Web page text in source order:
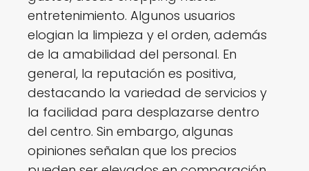
entretenimiento. Algunos usuarios
elogian la limpieza y el orden, además
de la amabilidad del personal. En
general, la reputación es positiva,
destacando la variedad de servicios y
la facilidad para desplazarse dentro
del centro. Sin embargo, algunas
opiniones señalan que los precios